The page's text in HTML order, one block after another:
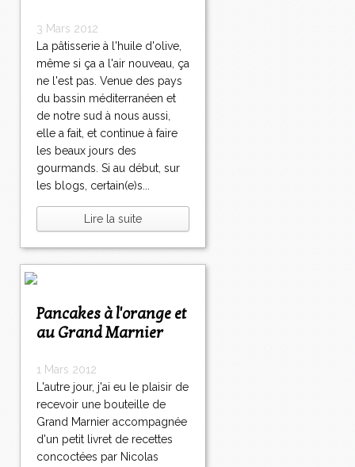
3 Mars 2012
La pâtisserie à l'huile d'olive,
même si ça a l'air nouveau, ça
ne l'est pas. Venue des pays
du bassin méditerranéen et
de notre sud à nous aussi,
elle a fait, et continue à faire
les beaux jours des
gourmands. Si au début, sur
les blogs, certain(e)s...
Lire la suite
Pancakes à l'orange et
au Grand Marnier
1 Mars 2012
L'autre jour, j'ai eu le plaisir de
recevoir une bouteille de
Grand Marnier accompagnée
d'un petit livret de recettes
concoctées par Nicolas